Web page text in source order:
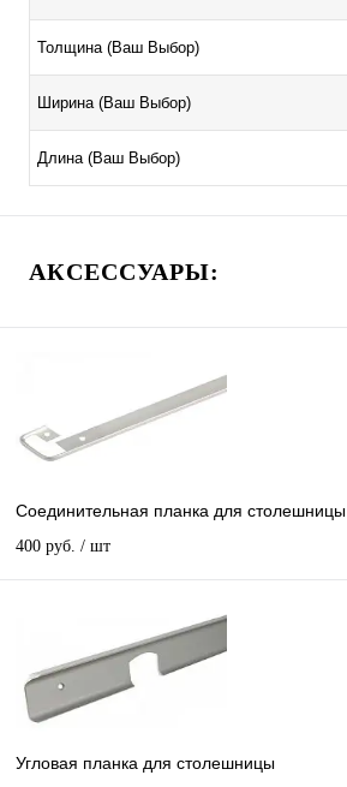
Толщина (Ваш Выбор)
Ширина (Ваш Выбор)
Длина (Ваш Выбор)
АКСЕССУАРЫ:
Соединительная планка для столешницы
400 руб. / шт
Угловая планка для столешницы